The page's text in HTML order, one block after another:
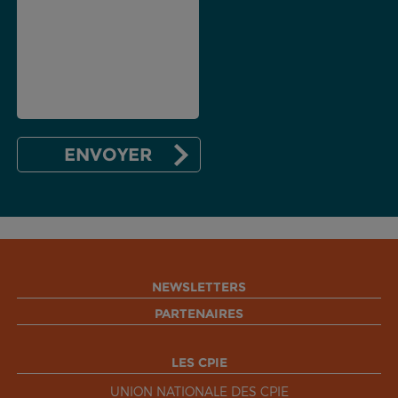
NEWSLETTERS
PARTENAIRES
LES CPIE
UNION NATIONALE DES CPIE